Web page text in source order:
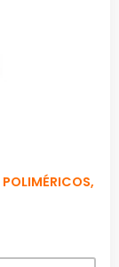
POLIMÉRICOS,